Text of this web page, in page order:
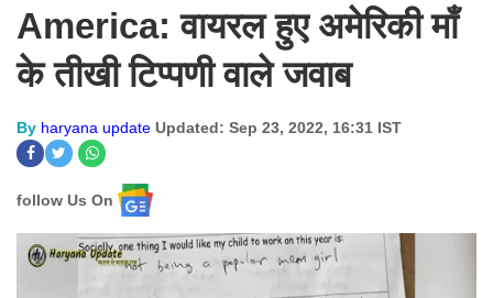
America: वायरल हुए अमेरिकी माँ
के तीखी टिप्पणी वाले जवाब
By haryana update Updated: Sep 23, 2022, 16:31 IST
follow Us On